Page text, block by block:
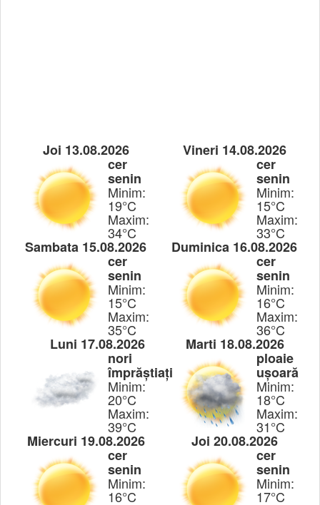
Joi 13.08.2026
cer
senin
Minim:
19°C
Maxim:
34°C
Vineri 14.08.2026
cer
senin
Minim:
15°C
Maxim:
33°C
Sambata 15.08.2026
cer
senin
Minim:
15°C
Maxim:
35°C
Duminica 16.08.2026
cer
senin
Minim:
16°C
Maxim:
36°C
Luni 17.08.2026
nori
împrăștiați
Minim:
20°C
Maxim:
39°C
Marti 18.08.2026
ploaie
ușoară
Minim:
18°C
Maxim:
31°C
Miercuri 19.08.2026
cer
senin
Minim:
16°C
Joi 20.08.2026
cer
senin
Minim:
17°C